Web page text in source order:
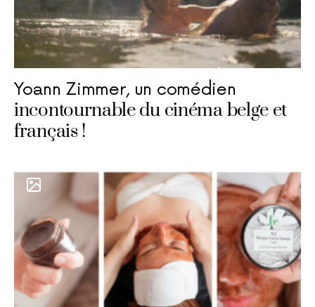
Yoann Zimmer, un comédien
incontournable du cinéma belge et
français !